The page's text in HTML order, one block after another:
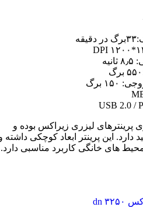
برگ
۳۴۳۵ از سری پرینترهای لیزری زیراکس بوده و
این پرینتر ابعاد کوچکی داشته
محیط های خانگی کاربرد مناسبی دارد.